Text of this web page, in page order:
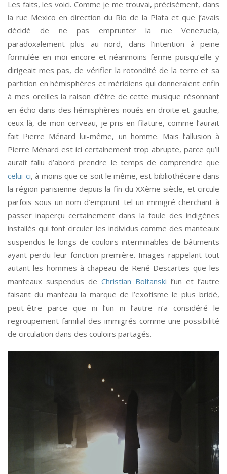
Les faits, les voici. Comme je me trouvai, précisément, dans
la rue Mexico en direction du Rio de la Plata et que j’avais
décidé de ne pas emprunter la rue Venezuela,
paradoxalement plus au nord, dans l’intention à peine
formulée en moi encore et néanmoins ferme puisqu’elle y
dirigeait mes pas, de vérifier la rotondité de la terre et sa
partition en hémisphères et méridiens qui donneraient enfin
à mes oreilles la raison d’être de cette musique résonnant
en écho dans des hémisphères noués en droite et gauche,
ceux-là, de mon cerveau, je pris en filature, comme l’aurait
fait Pierre Ménard lui-même, un homme. Mais l’allusion à
Pierre Ménard est ici certainement trop abrupte, parce qu’il
aurait fallu d’abord prendre le temps de comprendre que
celui-ci, à moins que ce soit le même, est bibliothécaire dans
la région parisienne depuis la fin du XXème siècle, et circule
parfois sous un nom d’emprunt tel un immigré cherchant à
passer inaperçu certainement dans la foule des indigènes
installés qui font circuler les individus comme des manteaux
suspendus le longs de couloirs interminables de bâtiments
ayant perdu leur fonction première. Images rappelant tout
autant les hommes à chapeau de René Descartes que les
manteaux suspendus de Christian Boltanski l’un et l’autre
faisant du manteau la marque de l’exotisme le plus bridé,
peut-être parce que ni l’un ni l’autre n’a considéré le
regroupement familial des immigrés comme une possibilité
de circulation dans des couloirs partagés.